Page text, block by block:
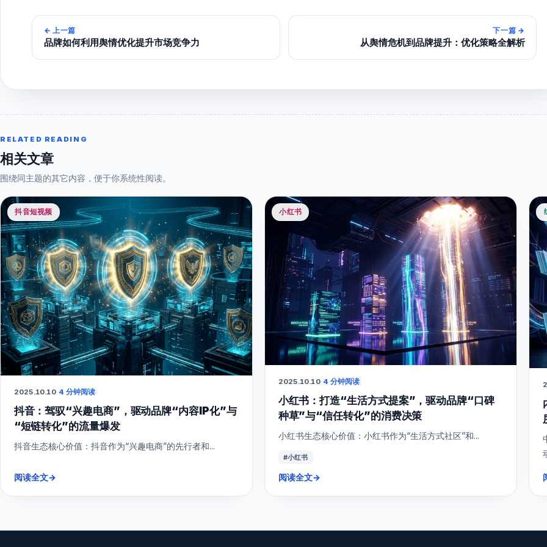
← 上一篇
品牌如何利用舆情优化提升市场竞争力
下一篇 →
从舆情危机到品牌提升：优化策略全解析
RELATED READING
相关文章
围绕同主题的其它内容，便于你系统性阅读。
抖音短视频
2025.10.10·4 分钟阅读
抖音：驾驭“兴趣电商”，驱动品牌“内容IP化”与
“短链转化”的流量爆发
抖音生态核心价值：抖音作为“兴趣电商”的先行者和...
阅读全文→
小红书
2025.10.10·4 分钟阅读
小红书：打造“生活方式提案”，驱动品牌“口碑
种草”与“信任转化”的消费决策
小红书生态核心价值：小红书作为“生活方式社区”和...
#小红书
阅读全文→